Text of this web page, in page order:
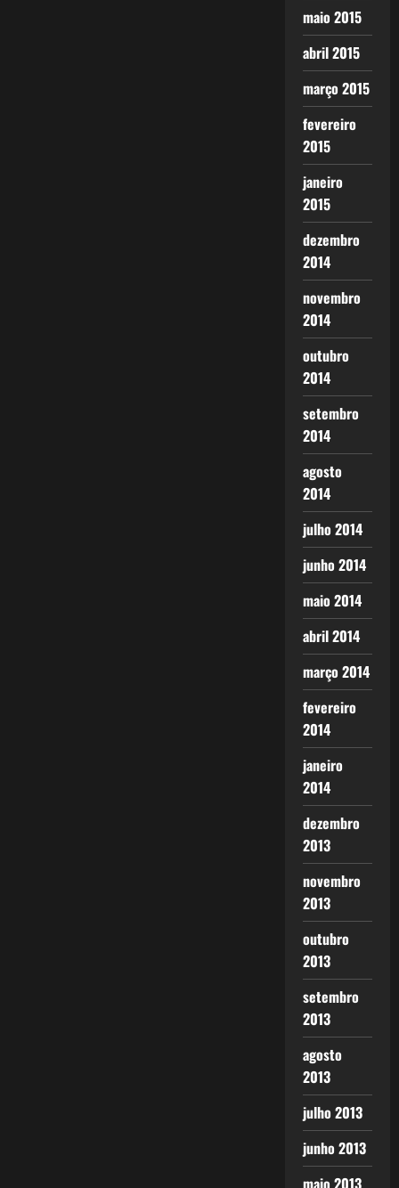
maio 2015
abril 2015
março 2015
fevereiro
2015
janeiro
2015
dezembro
2014
novembro
2014
outubro
2014
setembro
2014
agosto
2014
julho 2014
junho 2014
maio 2014
abril 2014
março 2014
fevereiro
2014
janeiro
2014
dezembro
2013
novembro
2013
outubro
2013
setembro
2013
agosto
2013
julho 2013
junho 2013
maio 2013